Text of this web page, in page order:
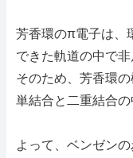
芳香環のπ電子は、
できた軌道の中で非
そのため、芳香環
単結合と二重結合の
よって、ベンゼンの